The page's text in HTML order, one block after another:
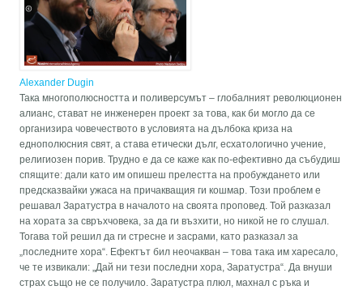
Alexander Dugin
Така многополюсността и поливерсумът – глобалният революционен
алианс, стават не инженерен проект за това, как би могло да се
организира човечеството в условията на дълбока криза на
еднополюсния свят, а става етически дълг, есхатологично учение,
религиозен порив. Трудно е да се каже как по-ефективно да събудиш
спящите: дали като им опишеш прелестта на пробуждането или
предсказвайки ужаса на причакващия ги кошмар. Този проблем е
решавал Заратустра в началото на своята проповед. Той разказал
на хората за свръхчовека, за да ги възхити, но никой не го слушал.
Тогава той решил да ги стресне и засрами, като разказал за
„последните хора“. Ефектът бил неочакван – това така им харесало,
че те извикали: „Дай ни тези последни хора, Заратустра“. Да внуши
страх също не се получило. Заратустра плюл, махнал с ръка и